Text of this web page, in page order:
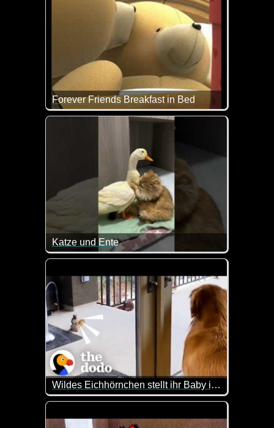
Forever Friends Breakfast in Bed
Alles Liebe und Gute zum Valentinstag!
Katze und Ente
Ein wirklich ungewöhnliches Paar, aber total lieb
Wildes Eichhörnchen stellt ihr Baby ihrem Lieblingshund vor
Diese Freundschaft zwischen einem